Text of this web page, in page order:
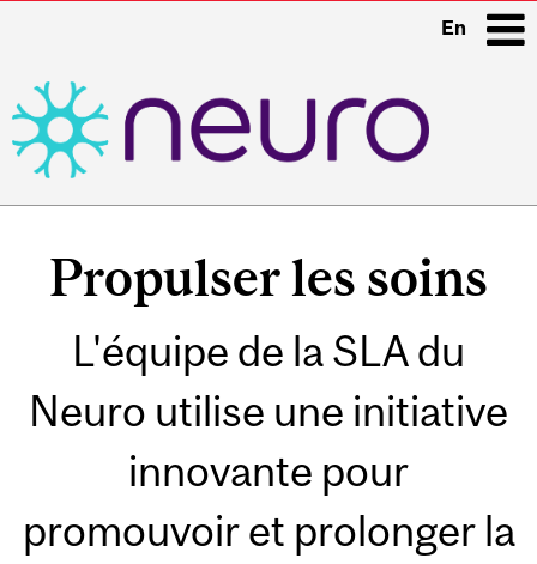
En
Propulser les soins
L'équipe de la SLA du
Neuro utilise une initiative
innovante pour
promouvoir et prolonger la